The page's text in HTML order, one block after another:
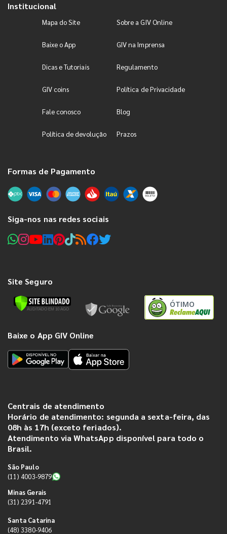
Institucional
Mapa do Site Sobre a GIV Online
Baixe o App GIV na Imprensa
Dicas e Tutoriais Regulamento
GIV coins Política de Privacidade
Fale conosco Blog
Política de devolução Prazos
Formas de Pagamento
Siga-nos nas redes sociais
Site Seguro
ÓTIMO
Baixe o App GIV Online
Centrais de atendimento
Horário de atendimento: segunda a sexta-feira, das
08h às 17h (exceto feriados).
Atendimento via WhatsApp disponível para todo o
Brasil.
São Paulo
(11) 4003-9879
Minas Gerais
(31) 2391-4791
Santa Catarina
(48) 3380-9406